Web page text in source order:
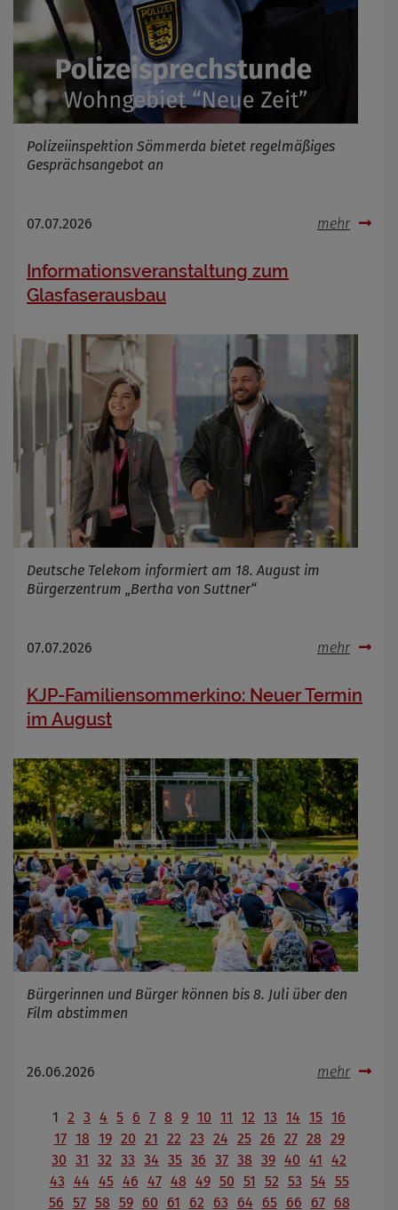
Polizeiinspektion Sömmerda bietet regelmäßiges
Gesprächsangebot an
07.07.2026 mehr
Informationsveranstaltung zum
Glasfaserausbau
Deutsche Telekom informiert am 18. August im
Bürgerzentrum „Bertha von Suttner“
07.07.2026 mehr
KJP-Familiensommerkino: Neuer Termin
im August
Bürgerinnen und Bürger können bis 8. Juli über den
Film abstimmen
26.06.2026 mehr
1 2 3 4 5 6 7 8 9 10 11 12 13 14 15 16
17 18 19 20 21 22 23 24 25 26 27 28 29
30 31 32 33 34 35 36 37 38 39 40 41
42
43 44 45 46 47 48 49 50 51 52 53 54 55
56 57 58 59 60 61 62 63 64 65 66 67
68